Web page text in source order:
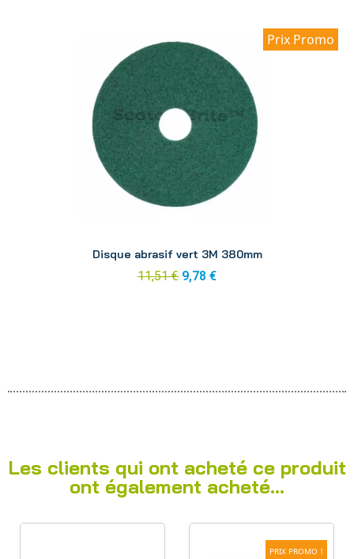
Prix Promo
Disque abrasif vert 3M 380mm
11,51 € 9,78 €
Les clients qui ont acheté ce produit
ont également acheté...
PRIX PROMO !